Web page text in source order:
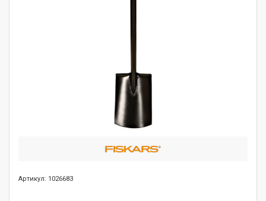
Артикул: 1026683